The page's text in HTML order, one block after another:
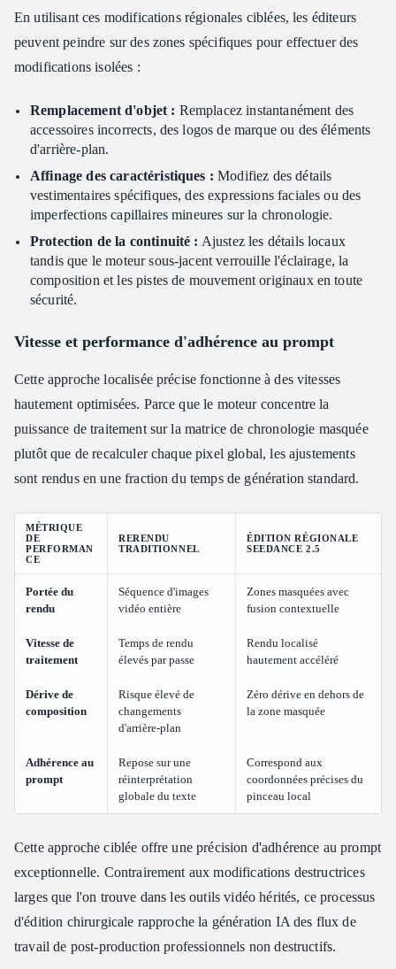
En utilisant ces modifications régionales ciblées, les éditeurs
peuvent peindre sur des zones spécifiques pour effectuer des
modifications isolées :
Remplacement d'objet : Remplacez instantanément des
accessoires incorrects, des logos de marque ou des éléments
d'arrière-plan.
Affinage des caractéristiques : Modifiez des détails
vestimentaires spécifiques, des expressions faciales ou des
imperfections capillaires mineures sur la chronologie.
Protection de la continuité : Ajustez les détails locaux
tandis que le moteur sous-jacent verrouille l'éclairage, la
composition et les pistes de mouvement originaux en toute
sécurité.
Vitesse et performance d'adhérence au prompt
Cette approche localisée précise fonctionne à des vitesses
hautement optimisées. Parce que le moteur concentre la
puissance de traitement sur la matrice de chronologie masquée
plutôt que de recalculer chaque pixel global, les ajustements
sont rendus en une fraction du temps de génération standard.
MÉTRIQUE
DE
PERFORMAN
CE
RERENDU
TRADITIONNEL
ÉDITION RÉGIONALE
SEEDANCE 2.5
Portée du
rendu
Séquence d'images
vidéo entière
Zones masquées avec
fusion contextuelle
Vitesse de
traitement
Temps de rendu
élevés par passe
Rendu localisé
hautement accéléré
Dérive de
composition
Risque élevé de
changements
d'arrière-plan
Zéro dérive en dehors de
la zone masquée
Adhérence au
prompt
Repose sur une
réinterprétation
globale du texte
Correspond aux
coordonnées précises du
pinceau local
Cette approche ciblée offre une précision d'adhérence au prompt
exceptionnelle. Contrairement aux modifications destructrices
larges que l'on trouve dans les outils vidéo hérités, ce processus
d'édition chirurgicale rapproche la génération IA des flux de
travail de post-production professionnels non destructifs.